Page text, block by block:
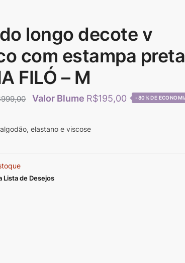
longo decote v
com estampa preta
FILÓ – M
999,00 R$195,00 -80%
elastano e viscose
Lista de Desejos